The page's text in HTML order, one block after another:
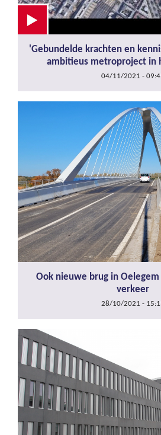
'Gebundelde krachten en
ambitieus metroproject in
04/11/2021 -
Ook nieuwe brug in
verkeer
28/10/2021 -